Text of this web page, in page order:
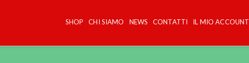
SHOP CHI SIAMO NEWS CONTATTI IL MIO ACCOUNT